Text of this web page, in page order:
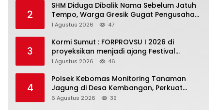
2
SHM Diduga Dibalik Nama Sebelum Jatuh
Tempo, Warga Gresik Gugat Pengusaha
Rokok dan Somasi Kepala Desa
1 Agustus 2026 47
3
Kormi Sumut : FORPROVSU I 2026 di
proyeksikan menjadi ajang Festival
Olahraga Masyarakat dengan Pegiat
1 Agustus 2026 46
4
Polsek Kebomas Monitoring Tanaman
Jagung di Desa Kembangan, Perkuat
Dukungan Ketahanan Pangan Nasional
6 Agustus 2026 39